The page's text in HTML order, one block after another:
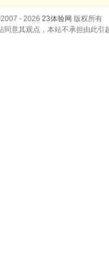
- 2026 23体验网 版权所有
意其观点，本站不承担由此引